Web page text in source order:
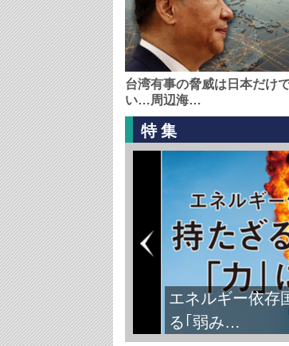
台湾有事の脅威は日本だけ
い…周辺海…
特集
エネルギー依
る｢弱み…